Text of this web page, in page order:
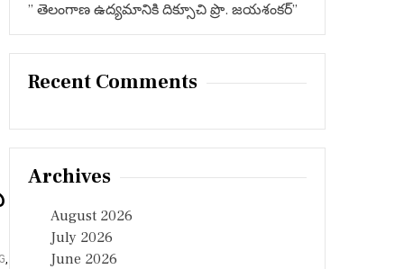
,
” తెలంగాణ ఉద్యమానికి దిక్సూచి ప్రొ. జయశంకర్”
Recent Comments
Archives
August 2026
July 2026
June 2026